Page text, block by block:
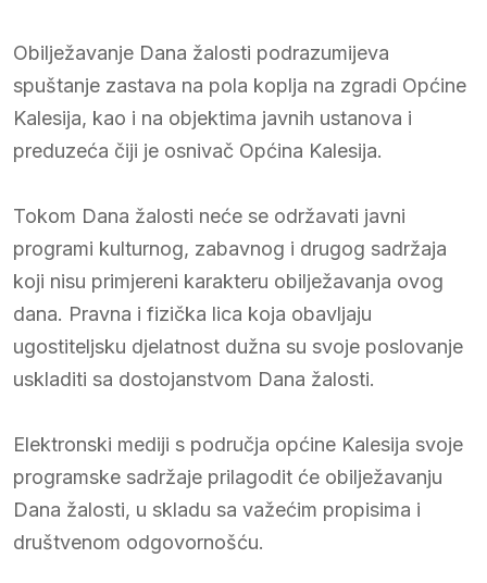
Obilježavanje Dana žalosti podrazumijeva
spuštanje zastava na pola koplja na zgradi Općine
Kalesija, kao i na objektima javnih ustanova i
preduzeća čiji je osnivač Općina Kalesija.
Tokom Dana žalosti neće se održavati javni
programi kulturnog, zabavnog i drugog sadržaja
koji nisu primjereni karakteru obilježavanja ovog
dana. Pravna i fizička lica koja obavljaju
ugostiteljsku djelatnost dužna su svoje poslovanje
uskladiti sa dostojanstvom Dana žalosti.
Elektronski mediji s područja općine Kalesija svoje
programske sadržaje prilagodit će obilježavanju
Dana žalosti, u skladu sa važećim propisima i
društvenom odgovornošću.